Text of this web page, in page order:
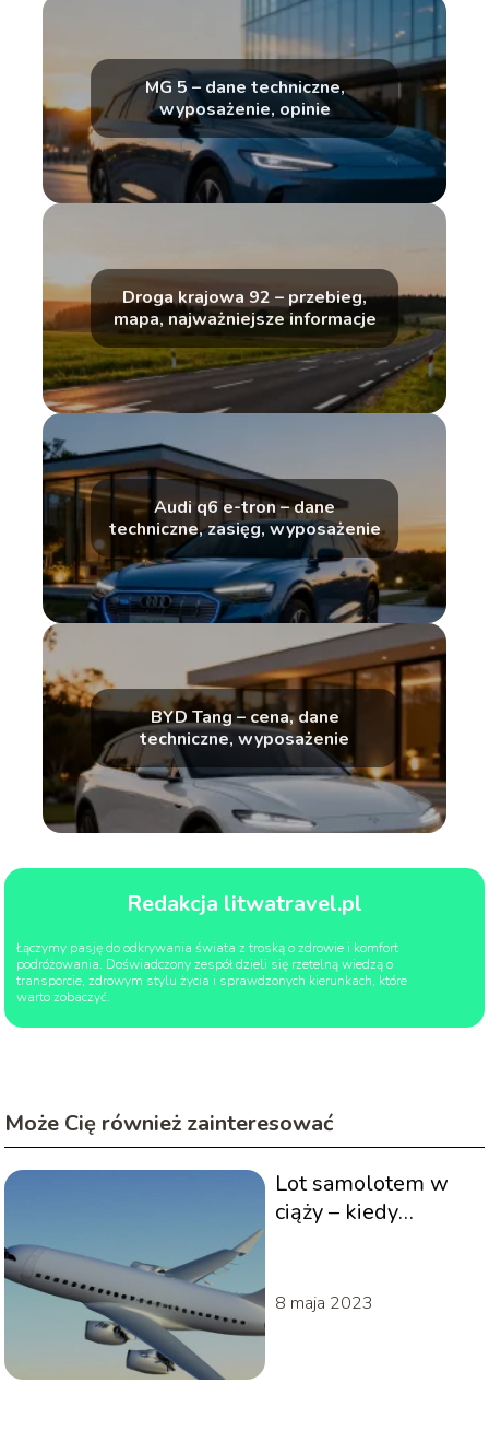
MG 5 – dane techniczne,
wyposażenie, opinie
Droga krajowa 92 – przebieg,
mapa, najważniejsze informacje
Audi q6 e-tron – dane
techniczne, zasięg, wyposażenie
BYD Tang – cena, dane
techniczne, wyposażenie
Redakcja litwatravel.pl
Łączymy pasję do odkrywania świata z troską o zdrowie i komfort
podróżowania. Doświadczony zespół dzieli się rzetelną wiedzą o
transporcie, zdrowym stylu życia i sprawdzonych kierunkach, które
warto zobaczyć.
Może Cię również zainteresować
Lot samolotem w
ciąży – kiedy
8 maja 2023